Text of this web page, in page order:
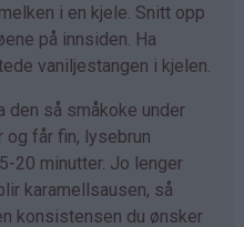
i en kjele. Snitt opp
på innsiden. Ha
vaniljestangen i kjelen.
den så småkoke under
får fin, lysebrun
20 minutter. Jo lenger
karamellsausen, så
konsistensen du ønsker